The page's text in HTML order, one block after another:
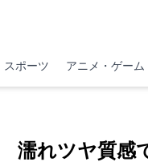
スポーツ アニメ・ゲーム
濡れツヤ質感